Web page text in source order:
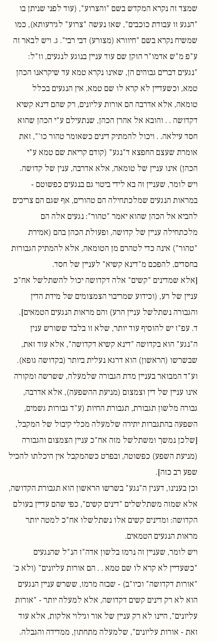
שמצד זה נקרא המקדש בשם "והצרוע", (עוד לפני שניתן בו
"הנגע זו עבודת כוכבים", שאז נעשה "צרוע" לגירעותא), כמו
שמשיח נקרא בשם "חיוורא (מצורע) דבי רבי". ג. ויש לבאר זה
ע"פ מ"ש אדמו"ר הזקן שם עוד עניין בנוגע לנגעים, וז"ל:
"נגעים דברים גבוהים הן, שאינו נקרא טמא עד שיקראנו הכהן
טמא, וכשעדיין לא קרא לו שם טמא, אין הנגעים בכלל
טומאה, אלא אדרבה הם אורות עליונים, רק שהם דינא קשיא
דקדושה . . והובא אל אהרן הכהן, שנתעילם ע"י הכהן שהוא
חסד עילאה. . ויכול להמתיק דינים כשאומר טהור כו'", זאת
אומרת שעצם החפצא ד"נגע" (קודם קריאת שם טמא ע"י
הכהן) אינו עניין של טומאה, אלא אדרבה, ענין של קדושה.
ויש לומר, שעניין זה בא לידי ביטוי גם בנגעים כפשוטם -
במראות הנגעים שמלכתחילה הם טהורים, אף שגם הם צריכים
להביא אל הכהן שהוא יאמר "טהור": נגעים אלה הם
מלכתחילה עניין של קדושה, ופעולת הכהן בהם (אמירת
"טהור") אינה כדי לטהרם מן הטומאה, אלא להמתיק הגבורות
בחסדים, להפכם מ"דינא קשיא" לעניין של חסד.
[אלא שמדינים "קשים" אלה דקדושה יכול להשתלשל אח"כ
עניין של רע, (וכידוע שמריבוי הצמצומים של מידת הדין
והגבורה נשתלשל עניין הרע) והם מראות הנגעים הטמאים].
ד. עפ"ז יש להוסיף עוד יותר, שלא זו בלבד ששורש ענין
ה"נגע" הוא בקדושה "דינא קשיא דקדושה", אלא עוד זאת,
שבשרשו (הראשון) הוא דרגא נעלית ביותר (בקדושה גופא).
וע"ד המבואר בעניין מדת הגבורה שלמעלה, ששרשה ומקורה
אינו עניין של דין וצמצום (מניעת ההשפעה), אלא אדרבה,
גבורה מלשון תגבורת, תגבורת החיות (ע"ד גבורות גשמים,
השפעה בהתגברות יתירה שלמעלה מכלי קיבול של המקבל,
[שלכן נמשך ומשתלשל מזה אח"כ עניין הצמצום והגבורה
(מניעת השפע) כפשוטה, ובפרט כשהמקבל אין היכלתו להכיל
שפע רב כזה].
וכן בענינו, דענין ה"נגע" בשרשו הראשון הוא תגבורת הקדושה,
אלא שמזה משתלשלים "דינים קשים", כפי שהם עדיין בעולם
הקדושה: ומדינים קשים אלו נשתלשלו אח"כ למטה יותר
מראות הנגעים הטמאים.
ויש לומר, שעניין זה נרמז בלשון אדה"ז הנ"ל שהנגעים
"כשעדיין לא קרא לו שם טמא . . הם אורות עליונים" (ולא כ'
"אורות דקדושה" וכיו"ב) - שבזה מרמז, ששרש עניין הנגעים
הוא לא רק דינים קשים דקדושה, אלא למעלה יותר - "אורות
עליונים", היינו לא רק עניין של אור וגילוי אלקות, אלא עוד
זאת - אורות עליונים", שלמעלה מתחתון, ממדידה והגבלה.